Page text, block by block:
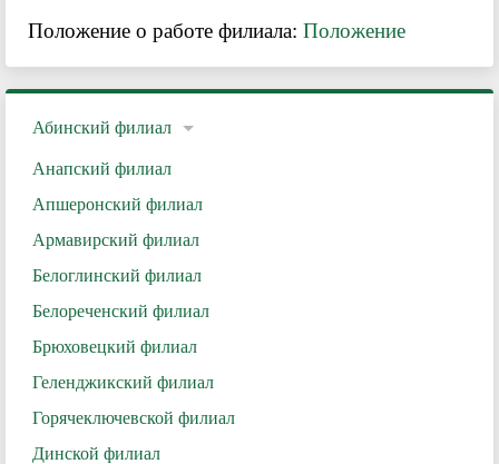
Положение о работе филиала: Положение
Абинский филиал
Анапский филиал
Апшеронский филиал
Армавирский филиал
Белоглинский филиал
Белореченский филиал
Брюховецкий филиал
Геленджикский филиал
Горячеключевской филиал
Динской филиал